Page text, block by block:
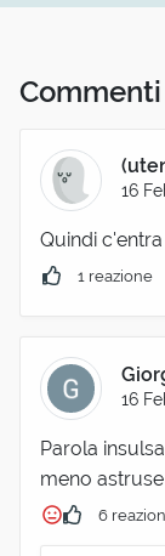
Commenti
16
Quindi
1 reazione
16
Parola
meno
6